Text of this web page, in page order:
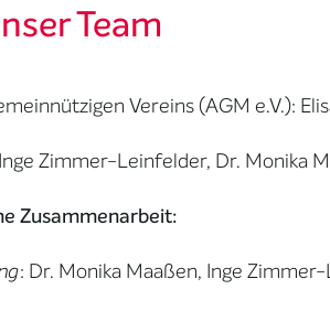
Team
Vereins (AGM e.V.):
Zimmer-Leinfelder, Dr. Monika
Zusammenarbeit:
: Dr. Monika Maaßen, Inge